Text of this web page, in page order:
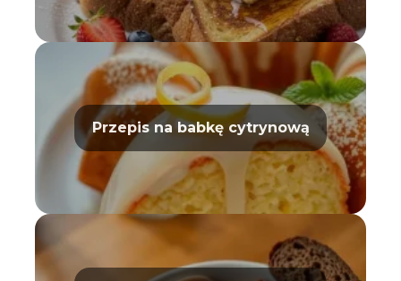
Przepis na babkę cytrynową